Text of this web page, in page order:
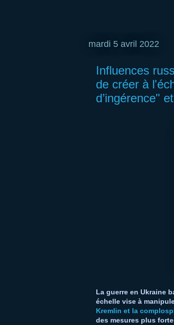
mardi 5 avril 2022
Influences
de créer à
d’ingérence"
La guerre en Ukraine
échelle vise à
Kremlin et la
des mesures plus